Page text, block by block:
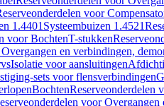
voor
1.4401 Systeembuizen 1.4521
voor BochtenT-stukken
en verbindingen,
Isolatie voor aansluitingen
sets voor flensverbindingen
BochtenReserveonderdelen
voor